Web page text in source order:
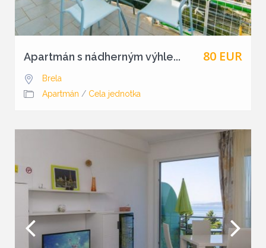
80 EUR
Apartmán s nádherným výhle...
Brela
Apartmán / Cela jednotka